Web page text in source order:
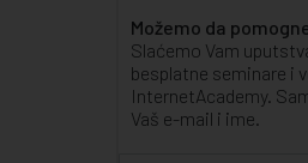
Možemo da
Slaćemo Vam
besplatne seminare i
InternetAcademy.
Vaš e-mail i ime.